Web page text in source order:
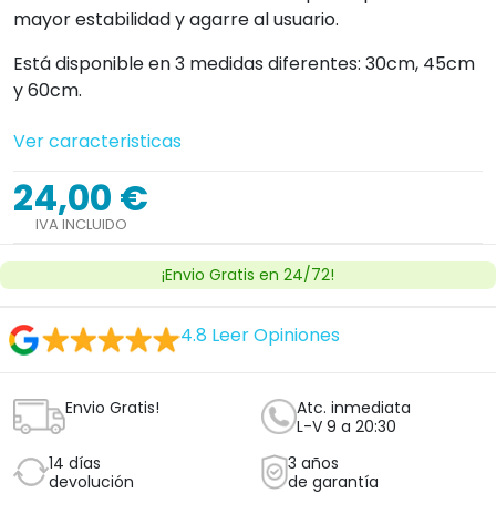
mayor estabilidad y agarre al usuario.
Está disponible en 3 medidas diferentes: 30cm, 45cm
y 60cm.
Ver caracteristicas
24,00 €
IVA INCLUIDO
¡Envio Gratis en 24/72!
4.8 Leer Opiniones
Envio Gratis!
Atc. inmediata
L-V 9 a 20:30
14 días
devolución
3 años
de garantía